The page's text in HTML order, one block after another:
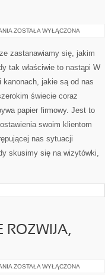
JEŻELI
ZASTANAWIAMY
SIĘ,
SPOSOBEM
ODDAMY,
TO
ZOSTAŁA WYŁĄCZONA
zastanawiamy się, jakim
tak właściwie to nastąpi W
kanonach, jakie są od nas
świecie coraz
papier firmowy. Jest to
swoim klientom
nas sytuacji
skusimy się na wizytówki,
ROZWIJA,
KAŻDA
ZOSTAŁA WYŁĄCZONA